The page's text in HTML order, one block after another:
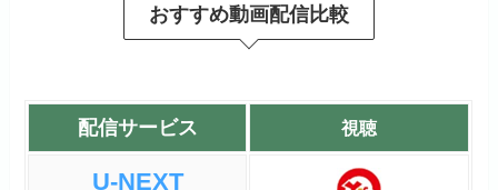
おすすめ動画配信比較
配信サービス 視聴
U-NEXT